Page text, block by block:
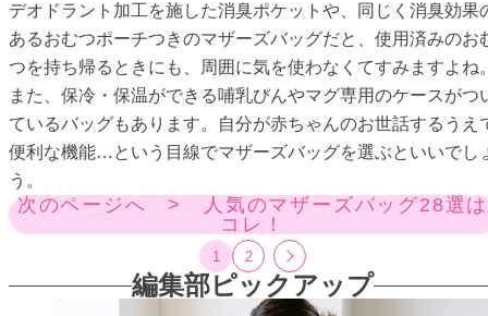
デオドラント加工を施した消臭ポケットや、同じく消臭効果
あるおむつポーチつきのマザーズバッグだと、使用済みのお
つを持ち帰るときにも、周囲に気を使わなくてすみますよね
また、保冷・保温ができる哺乳びんやマグ専用のケースがつ
ているバッグもあります。自分が赤ちゃんのお世話するうえ
便利な機能…という目線でマザーズバッグを選ぶといいでし
う。
次のページへ > 人気のマザーズバッグ28選は
コレ！
1 2
編集部ピックアップ